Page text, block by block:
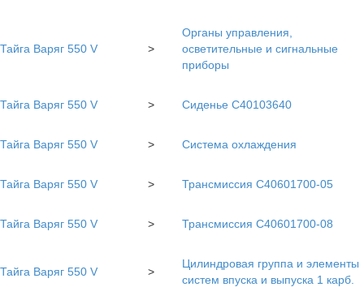
Тайга Варяг 550 V >
Органы управления,
осветительные и сигнальные
приборы
Тайга Варяг 550 V > Сиденье С40103640
Тайга Варяг 550 V > Система охлаждения
Тайга Варяг 550 V > Трансмиссия С40601700-05
Тайга Варяг 550 V > Трансмиссия С40601700-08
Тайга Варяг 550 V >
Цилиндровая группа и элементы
систем впуска и выпуска 1 карб.